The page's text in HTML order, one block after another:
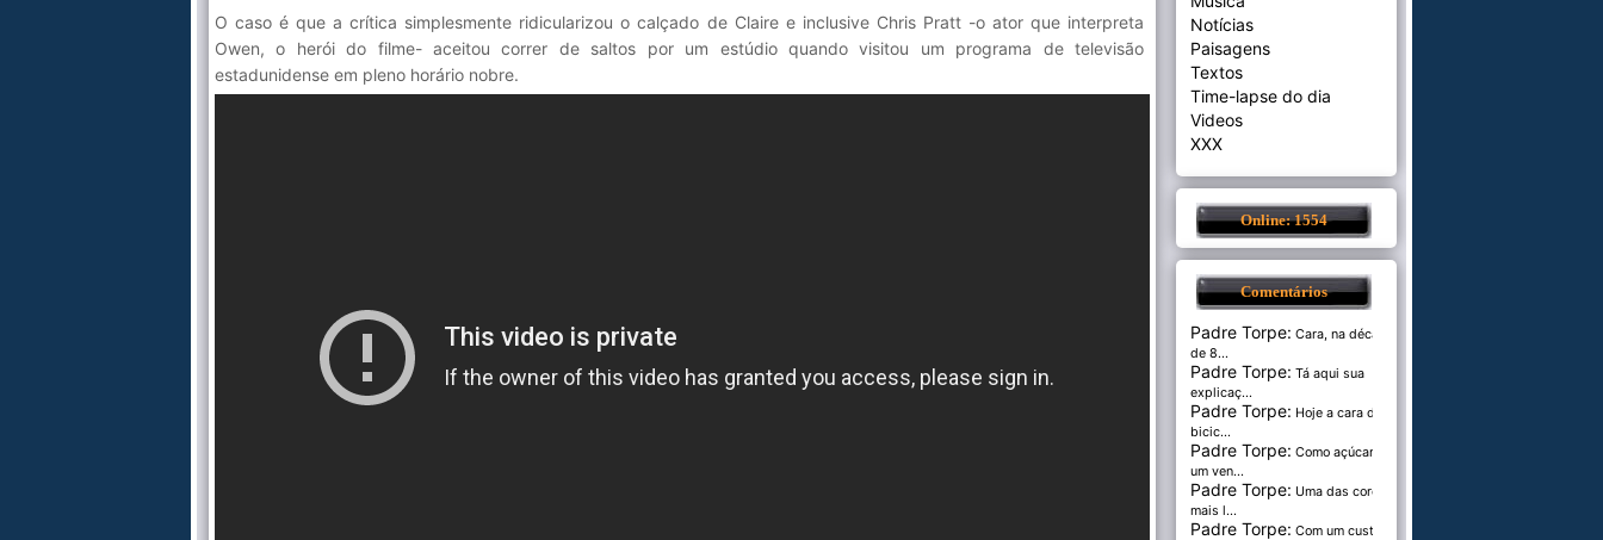
O caso é que a crítica simplesmente ridicularizou o calçado de Claire e inclusive Chris Pratt -o ator que interpreta
Owen, o herói do filme- aceitou correr de saltos por um estúdio quando visitou um programa de televisão
estadunidense em pleno horário nobre.
Notícias
Paisagens
Textos
Time-lapse do dia
Videos
XXX
Online: 1554
Comentários
Padre Torpe: Cara, na década
de 8...
Padre Torpe: Tá aqui sua
explicaç...
Padre Torpe: Hoje a cara de
bicic...
Padre Torpe: Como açúcar é
um ven...
Padre Torpe: Uma das cores
mais l...
Padre Torpe: Com um custo de